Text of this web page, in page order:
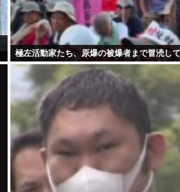
極左活動家たち、原爆の被爆者まで冒涜し